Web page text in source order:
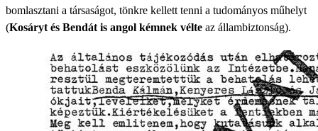
bomlasztani a társaságot, tönkre kellett tenni a tudományos műhelyt
(Kosáryt és Bendát is angol kémnek vélte az állambiztonság).